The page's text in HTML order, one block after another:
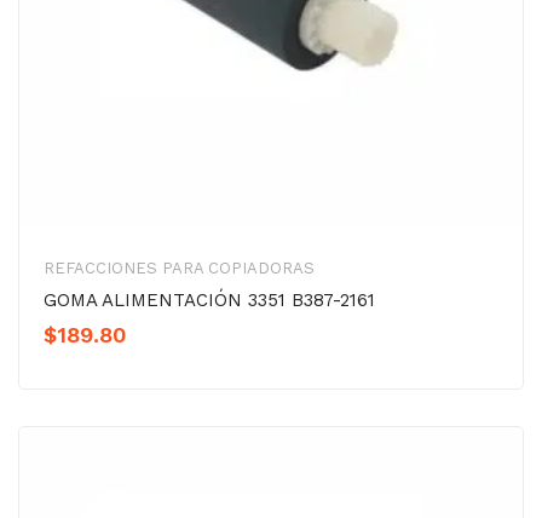
REFACCIONES PARA COPIADORAS
GOMA ALIMENTACIÓN 3351 B387-2161
$189.80